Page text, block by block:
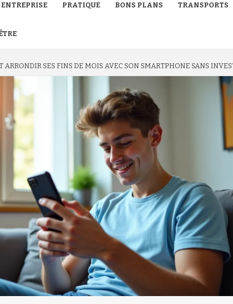
ENTREPRISE PRATIQUE BONS PLANS TRANSPORTS
ARRONDIR SES FINS DE MOIS AVEC SON SMARTPHONE SANS